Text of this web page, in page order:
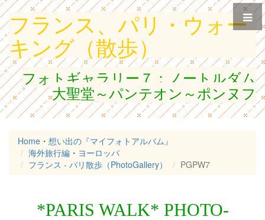
フランス、パリ・ウォー
キング（散歩）
フォトギャラリー７：ノートルダム
大聖堂～パンテオン～ポンヌフ
Home ・ 想い出の『マイフォトアルバム』
海外旅行編 ・ ヨーロッパ
フランス - パリ散歩（PhotoGallery）
PGPW7
*PARIS WALK* PHOTO-